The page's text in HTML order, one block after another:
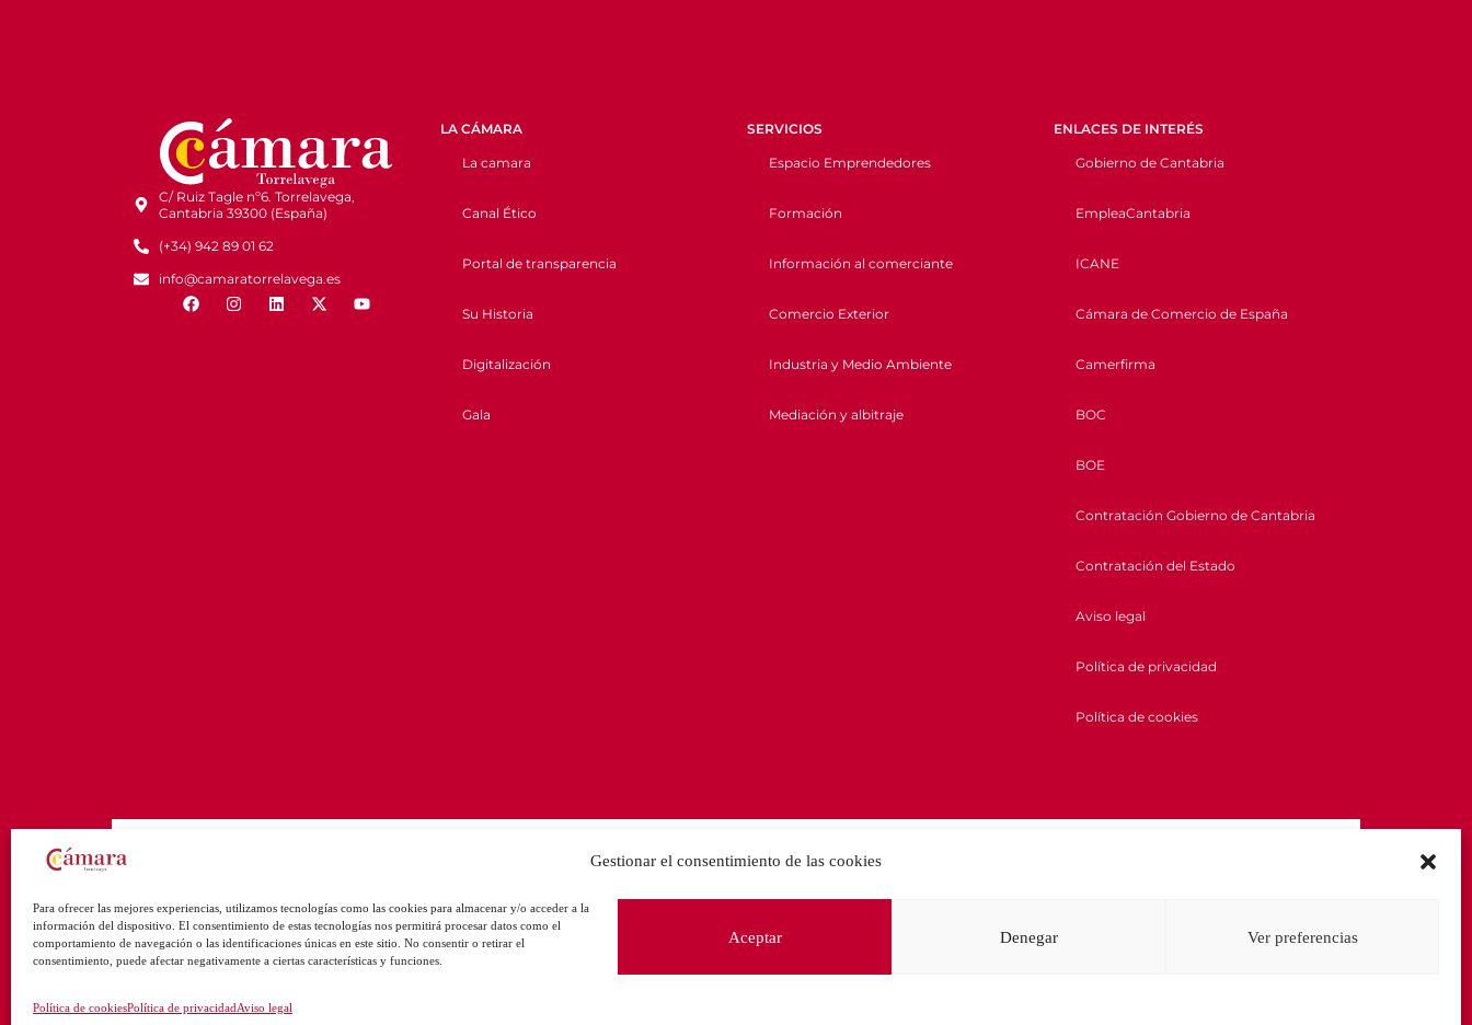
Gestionar el consentimiento de las cookies
Para ofrecer las mejores experiencias, utilizamos tecnologías como las cookies para almacenar y/o acceder a la
información del dispositivo. El consentimiento de estas tecnologías nos permitirá procesar datos como el
comportamiento de navegación o las identificaciones únicas en este sitio. No consentir o retirar el
consentimiento, puede afectar negativamente a ciertas características y funciones.
Aceptar Denegar Ver preferencias
Política de cookiesPolítica de privacidadAviso legal
C/ Ruiz Tagle nº6. Torrelavega,
Cantabria 39300 (España)
(+34) 942 89 01 62
info@camaratorrelavega.es
LA CÁMARA
La camara
Canal Ético
Portal de transparencia
Su Historia
Digitalización
Gala
SERVICIOS
Espacio Emprendedores
Formación
Información al comerciante
Comercio Exterior
Industria y Medio Ambiente
Mediación y albitraje
ENLACES DE INTERÉS
Gobierno de Cantabria
EmpleaCantabria
ICANE
Cámara de Comercio de España
Camerfirma
BOC
BOE
Contratación Gobierno de Cantabria
Contratación del Estado
Aviso legal
Política de privacidad
Política de cookies